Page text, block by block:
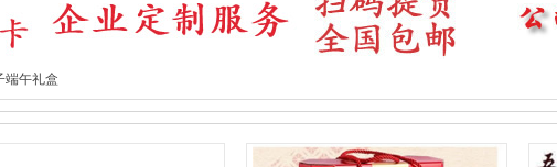
中粮菌菇与燕窝
牛排腊味熟食 中粮节日大礼包 中粮时怡食品
品牌米面粮油
现金券面包券卡
现金券面包券卡 品牌月饼批发 苏州大闸蟹
端午礼盒